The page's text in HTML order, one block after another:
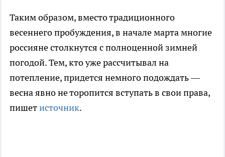
Таким образом, вместо традиционного
весеннего пробуждения, в начале марта многие
россияне столкнутся с полноценной зимней
погодой. Тем, кто уже рассчитывал на
потепление, придется немного подождать —
весна явно не торопится вступать в свои права,
пишетисточник.